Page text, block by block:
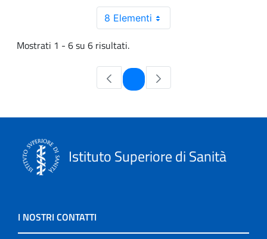
8 Elementi
Mostrati 1 - 6 su 6 risultati.
Pagina
Istituto Superiore di Sanità
I NOSTRI CONTATTI